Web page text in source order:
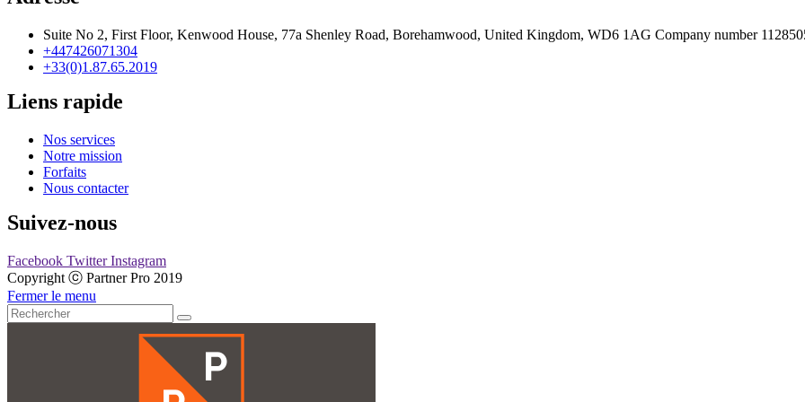
Suite No 2, First Floor, Kenwood House, 77a Shenley Road, Borehamwood, United Kingdom, WD6 1AG Company number
+447426071304
+33(0)1.87.65.2019
Liens rapide
Nos services
Notre mission
Forfaits
Nous contacter
Suivez-nous
Facebook Twitter Instagram
Copyright ⓒ Partner Pro 2019
Fermer le menu